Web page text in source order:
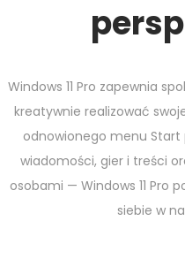
Windows 11 Pro zapewnia
kreatywnie realizować
odnowionego menu Start
wiadomości, gier i treści
osobami — Windows 11 Pro
siebie w